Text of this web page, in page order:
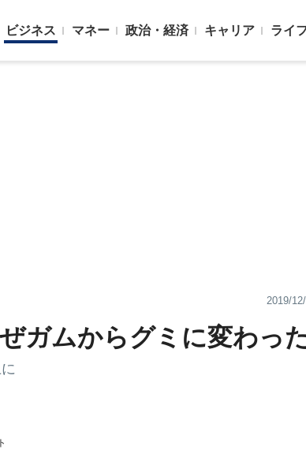
ビジネス マネー 政治・経済 キャリア ライ
2019/
ガムからグミに変わっ